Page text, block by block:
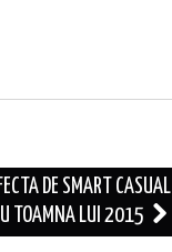
DE SMART CASUAL
TOAMNA LUI 2015